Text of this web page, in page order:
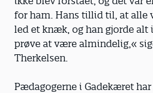
for ham. Hans tillid til, at alle
led et knæk, og han gjorde alt
prøve at være almindelig,«
Therkelsen.
Pædagogerne i Gadekæret